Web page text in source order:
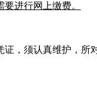
进行网上缴费。
，须认真维护，